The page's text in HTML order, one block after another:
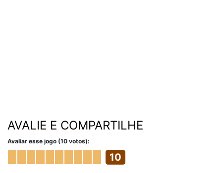
AVALIE E COMPARTILHE
Avaliar esse jogo (10 votos):
10